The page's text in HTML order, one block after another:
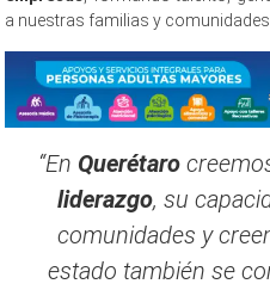
a nuestras familias y comunidades.
“En Querétaro
liderazgo, su
comunidades y
estado también se